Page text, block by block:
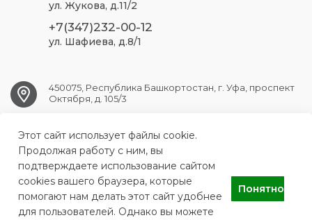
ул. Жукова, д.11/2
+7(347)232-00-12
ул. Шафиева, д.8/1
450075, Республика Башкортостан, г. Уфа, проспект
Октября, д. 105/3
ufa.sp2@doctorrb.ru
ГБУЗ РБ Стоматологическая поликлиника №2 г. Уфа
Этот сайт использует файлы cookie.
Продолжая работу с ним, вы
подтверждаете использование сайтом
cookies вашего браузера, которые
помогают нам делать этот сайт удобнее
для пользователей. Однако вы можете
Понятно